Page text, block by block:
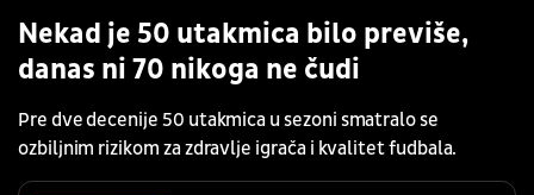
Nekad je 50 utakmica bilo previše,
danas ni 70 nikoga ne čudi
Pre dve decenije 50 utakmica u sezoni smatralo se
ozbiljnim rizikom za zdravlje igrača i kvalitet fudbala.